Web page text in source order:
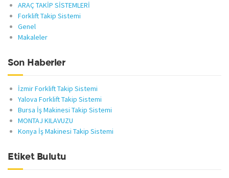
ARAÇ TAKİP SİSTEMLERİ
Forklift Takip Sistemi
Genel
Makaleler
Son Haberler
İzmir Forklift Takip Sistemi
Yalova Forklift Takip Sistemi
Bursa İş Makinesi Takip Sistemi
MONTAJ KILAVUZU
Konya İş Makinesi Takip Sistemi
Etiket Bulutu